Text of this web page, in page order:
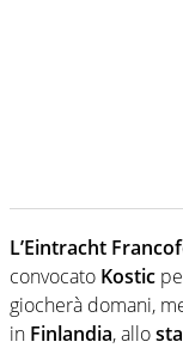
L’Eintracht
convocato Kostic
giocherà domani,
in Finlandia, allo